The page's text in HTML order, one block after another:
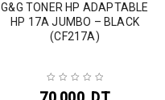
G&G TONER HP ADAPTABLE
HP 17A JUMBO – BLACK
(CF217A)